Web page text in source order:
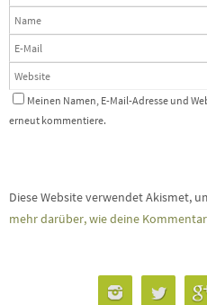
Meinen Namen, E-Mail-Adresse und
erneut kommentiere.
Diese Website verwendet Akismet,
mehr darüber, wie deine